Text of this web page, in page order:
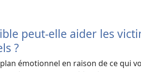
peut-elle aider les
?
émotionnel en raison de ce qui